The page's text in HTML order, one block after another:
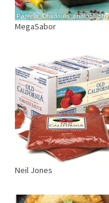
Pantelis_Chadoulis_photography
MegaSabor
Neil Jones